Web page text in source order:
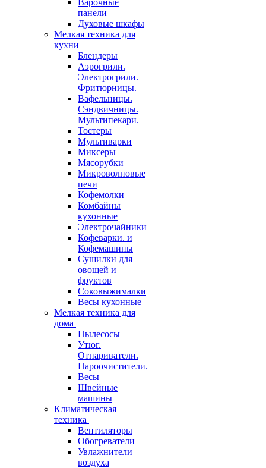
Варочные
панели
Духовые шкафы
Мелкая техника для
кухни
Блендеры
Аэрогрили.
Электрогрили.
Фритюрницы.
Вафельницы.
Сэндвичницы.
Мультипекари.
Тостеры
Мультиварки
Миксеры
Мясорубки
Микроволновые
печи
Кофемолки
Комбайны
кухонные
Электрочайники
Кофеварки. и
Кофемашины
Сушилки для
овощей и
фруктов
Соковыжималки
Весы кухонные
Мелкая техника для
дома
Пылесосы
Утюг.
Отпариватели.
Пароочистители.
Весы
Швейные
машины
Климатическая
техника
Вентиляторы
Обогреватели
Увлажнители
воздуха